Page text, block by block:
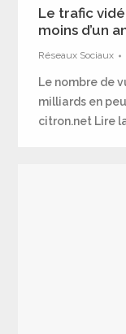
Le trafic
moins d’un
Réseaux Sociaux
Le nombre de
milliards en
citron.net Lire